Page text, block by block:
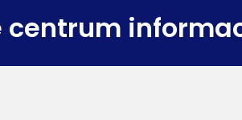
centrum